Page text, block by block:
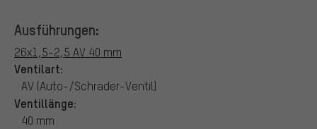
Ausführungen:
26x1,5-2,5 AV 40 mm
Ventilart:
AV (Auto-/Schrader-Ventil)
Ventillänge:
40 mm